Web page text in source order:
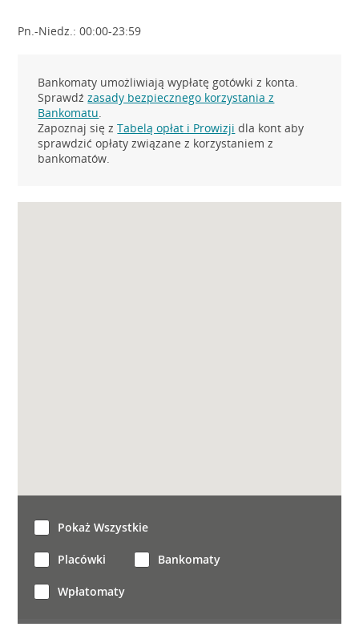
Pn.-Niedz.: 00:00-23:59
Bankomaty umożliwiają wypłatę gotówki z konta.
Sprawdźzasady bezpiecznego korzystania z
Bankomatu.
Zapoznaj się zTabelą opłat i Prowizji dla kont aby
sprawdzić opłaty związane z korzystaniem z
bankomatów.
Pokaż Wszystkie
Placówki Bankomaty
Wpłatomaty